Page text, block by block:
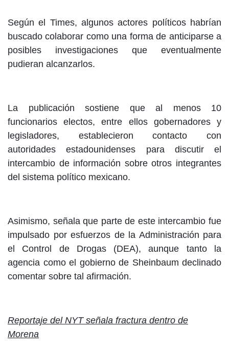
Según el Times, algunos actores políticos habrían
buscado colaborar como una forma de anticiparse a
posibles investigaciones que eventualmente
pudieran alcanzarlos.
La publicación sostiene que al menos 10
funcionarios electos, entre ellos gobernadores y
legisladores, establecieron contacto con
autoridades estadounidenses para discutir el
intercambio de información sobre otros integrantes
del sistema político mexicano.
Asimismo, señala que parte de este intercambio fue
impulsado por esfuerzos de la Administración para
el Control de Drogas (DEA), aunque tanto la
agencia como el gobierno de Sheinbaum declinado
comentar sobre tal afirmación.
Reportaje del NYT señala fractura dentro de
Morena